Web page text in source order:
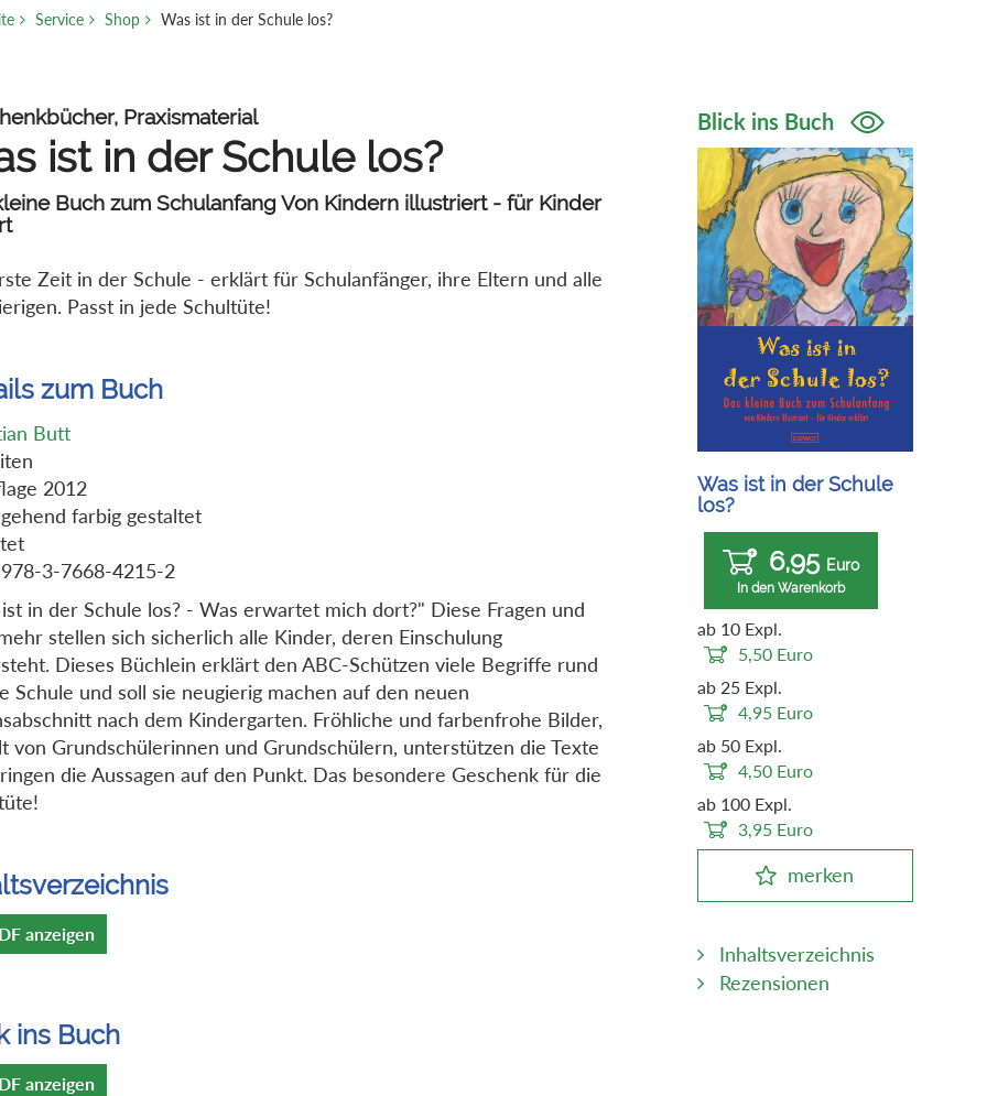
Service Shop Was ist in der Schule los?
Praxismaterial
ist in der Schule los?
Buch zum Schulanfang Von Kindern illustriert - für Kinder
Zeit in der Schule - erklärt für Schulanfänger, ihre Eltern und alle
Passt in jede Schultüte!
zum Buch
Butt
2012
farbig gestaltet
3-7668-4215-2
in der Schule los? - Was erwartet mich dort?" Diese Fragen und
stellen sich sicherlich alle Kinder, deren Einschulung
Dieses Büchlein erklärt den ABC-Schützen viele Begriffe rund
Schule und soll sie neugierig machen auf den neuen
nach dem Kindergarten. Fröhliche und farbenfrohe Bilder,
von Grundschülerinnen und Grundschülern, unterstützen die Texte
die Aussagen auf den Punkt. Das besondere Geschenk für die
anzeigen
ins Buch
anzeigen
Blick ins Buch
Was ist in der Schule
los?
6,95 Euro
In den Warenkorb
ab 10 Expl.
5,50 Euro
ab 25 Expl.
4,95 Euro
ab 50 Expl.
4,50 Euro
ab 100 Expl.
3,95 Euro
merken
Inhaltsverzeichnis
Rezensionen